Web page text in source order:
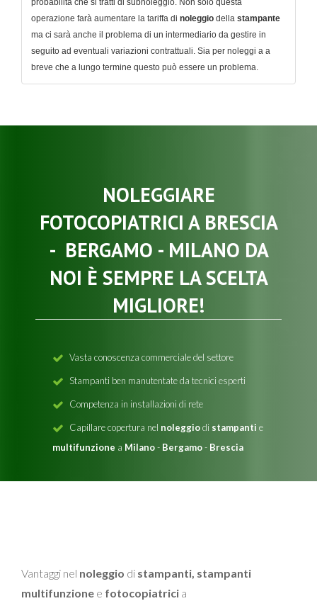
probabilità che si tratti di subnoleggio. Non solo questa
operazione farà aumentare la tariffa di noleggio della stampante
ma ci sarà anche il problema di un intermediario da gestire in
seguito ad eventuali variazioni contrattuali. Sia per noleggi a a
breve che a lungo termine questo può essere un problema.
NOLEGGIARE
FOTOCOPIATRICI A BRESCIA
- BERGAMO - MILANO DA
NOI È SEMPRE LA SCELTA
MIGLIORE!
Vasta conoscenza commerciale del settore
Stampanti ben manutentate da tecnici esperti
Competenza in installazioni di rete
Capillare copertura nel noleggiodi stampanti e
multifunzione a Milano- Bergamo- Brescia
Vantaggi nel noleggio di stampanti, stampanti
multifunzione e fotocopiatrici a